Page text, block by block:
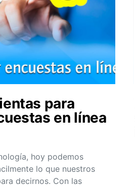
para
en línea
hoy podemos
lo que nuestros
decirnos. Con las